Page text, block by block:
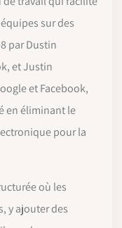
sur des
par Dustin
et Justin
et Facebook,
en éliminant le
pour la
où les
y ajouter des